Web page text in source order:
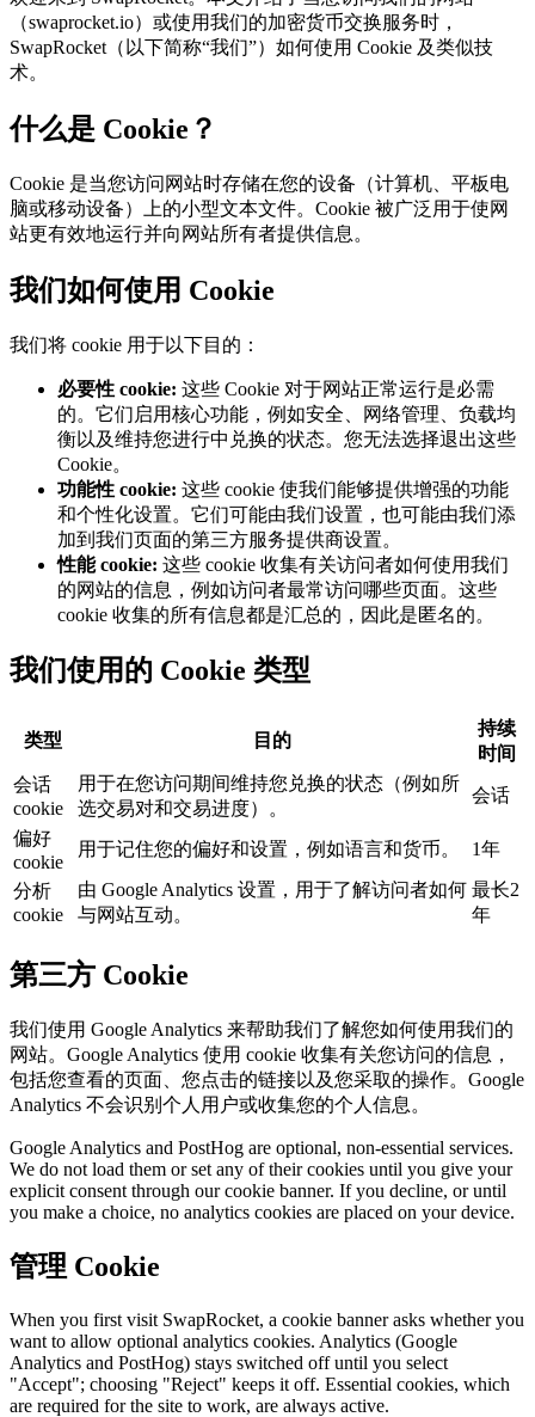
（swaprocket.io）或使用我们的加密货币交换服务时，
SwapRocket（以下简称“我们”）如何使用 Cookie 及类似技
术。
什么是 Cookie？
Cookie 是当您访问网站时存储在您的设备（计算机、平板电
脑或移动设备）上的小型文本文件。Cookie 被广泛用于使网
站更有效地运行并向网站所有者提供信息。
我们如何使用 Cookie
我们将 cookie 用于以下目的：
必要性 cookie: 这些 Cookie 对于网站正常运行是必需
的。它们启用核心功能，例如安全、网络管理、负载均
衡以及维持您进行中兑换的状态。您无法选择退出这些
Cookie。
功能性 cookie: 这些 cookie 使我们能够提供增强的功能
和个性化设置。它们可能由我们设置，也可能由我们添
加到我们页面的第三方服务提供商设置。
性能 cookie: 这些 cookie 收集有关访问者如何使用我们
的网站的信息，例如访问者最常访问哪些页面。这些
cookie 收集的所有信息都是汇总的，因此是匿名的。
我们使用的 Cookie 类型
类型 目的
持续
时间
会话
cookie
用于在您访问期间维持您兑换的状态（例如所
选交易对和交易进度）。
会话
偏好
cookie
用于记住您的偏好和设置，例如语言和货币。 1年
分析
cookie
由 Google Analytics 设置，用于了解访问者如何
与网站互动。
最长2
年
第三方 Cookie
我们使用 Google Analytics 来帮助我们了解您如何使用我们的
网站。Google Analytics 使用 cookie 收集有关您访问的信息，
包括您查看的页面、您点击的链接以及您采取的操作。Google
Analytics 不会识别个人用户或收集您的个人信息。
Google Analytics and PostHog are optional, non-essential services.
We do not load them or set any of their cookies until you give your
explicit consent through our cookie banner. If you decline, or until
you make a choice, no analytics cookies are placed on your device.
管理 Cookie
When you first visit SwapRocket, a cookie banner asks whether you
want to allow optional analytics cookies. Analytics (Google
Analytics and PostHog) stays switched off until you select
"Accept"; choosing "Reject" keeps it off. Essential cookies, which
are required for the site to work, are always active.